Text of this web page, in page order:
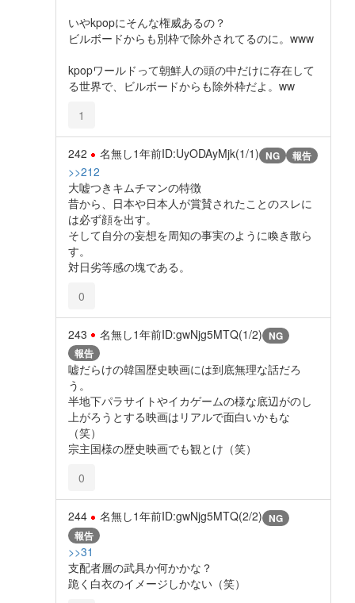
いやkpopにそんな権威あるの？
ビルボードからも別枠で除外されてるのに。www
kpopワールドって朝鮮人の頭の中だけに存在して
る世界で、ビルボードからも除外枠だよ。ww
1
242 名無し1年前ID:UyODAyMjk(1/1) NG 報告
>>212
大嘘つきキムチマンの特徴
昔から、日本や日本人が賞賛されたことのスレに
は必ず顔を出す。
そして自分の妄想を周知の事実のように喚き散ら
す。
対日劣等感の塊である。
0
243 名無し1年前ID:gwNjg5MTQ(1/2) NG
報告
嘘だらけの韓国歴史映画には到底無理な話だろ
う。
半地下パラサイトやイカゲームの様な底辺がのし
上がろうとする映画はリアルで面白いかもな
（笑）
宗主国様の歴史映画でも観とけ（笑）
0
244 名無し1年前ID:gwNjg5MTQ(2/2) NG
報告
>>31
支配者層の武具か何かかな？
跪く白衣のイメージしかない（笑）